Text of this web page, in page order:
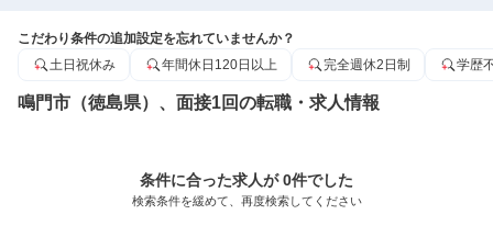
こだわり条件の追加設定を忘れていませんか？
土日祝休み
年間休日120日以上 完全週休2日制 学歴
鳴門市（徳島県）、面接1回の転職・求人情報
条件に合った求人が 0件でした
検索条件を緩めて、再度検索してください